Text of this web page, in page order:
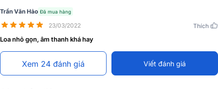
Trần Văn Hảo Đã mua hàng
23/03/2022 Thích
Loa nhỏ gọn, âm thanh khá hay
Xem 24 đánh giá Viết đánh giá